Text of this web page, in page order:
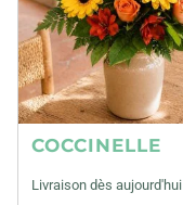
COCCINELLE
Livraison dès aujourd'hui